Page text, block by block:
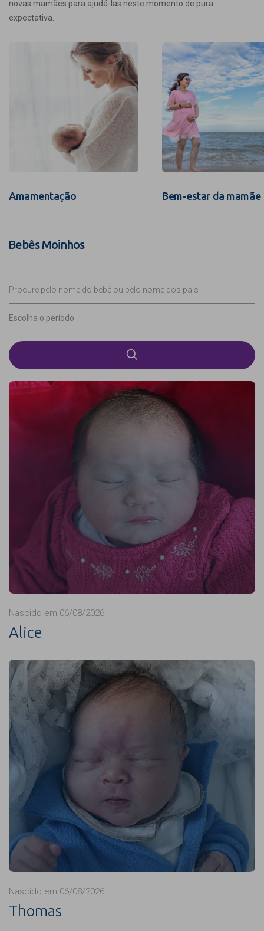
novas mamães para ajudá-las neste momento de pura
expectativa.
Amamentação Bem-estar da mamãe
Bebês Moinhos
Procure pelo nome do bebê ou pelo nome dos pais
Escolha o período
Nascido em 06/08/2026
Alice
Nascido em 06/08/2026
Thomas